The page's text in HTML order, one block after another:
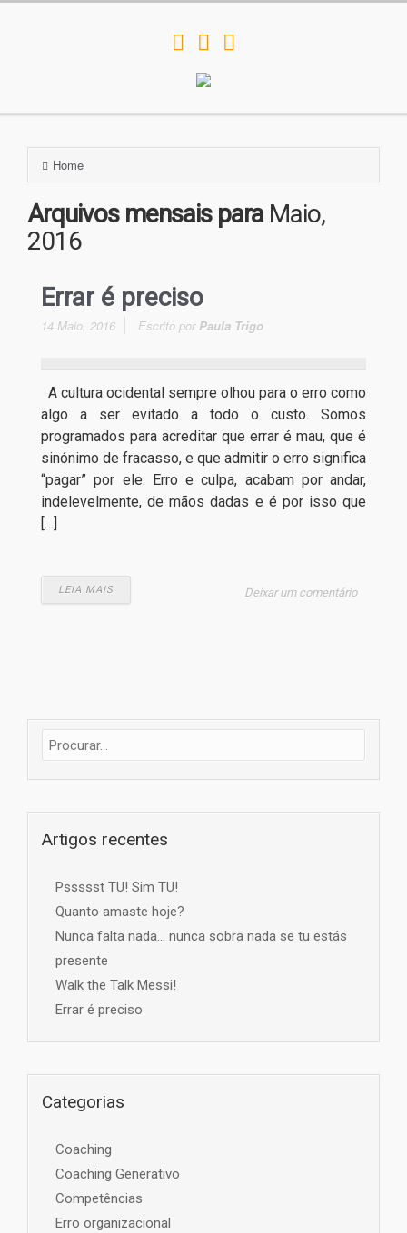
Home
Arquivos mensais para Maio,
2016
Errar é preciso
14 Maio, 2016 Escrito por Paula Trigo
A cultura ocidental sempre olhou para o erro como
algo a ser evitado a todo o custo. Somos
programados para acreditar que errar é mau, que é
sinónimo de fracasso, e que admitir o erro significa
“pagar” por ele. Erro e culpa, acabam por andar,
indelevelmente, de mãos dadas e é por isso que
[…]
LEIA MAIS Deixar um comentário
Artigos recentes
Pssssst TU! Sim TU!
Quanto amaste hoje?
Nunca falta nada… nunca sobra nada se tu estás
presente
Walk the Talk Messi!
Errar é preciso
Categorias
Coaching
Coaching Generativo
Competências
Erro organizacional